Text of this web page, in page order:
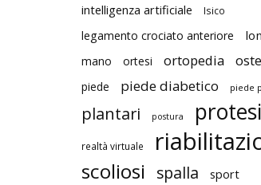
intelligenza artificiale Isico
legamento crociato anteriore
mano ortesi ortopedia
piede piede diabetico piede
plantari postura protesi
realtà virtuale
scoliosi spalla sport